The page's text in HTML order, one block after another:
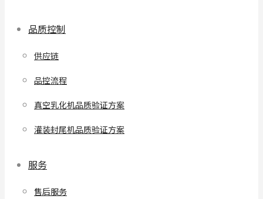
品质控制
供应链
品控流程
真空乳化机品质验证方案
灌装封尾机品质验证方案
服务
售后服务